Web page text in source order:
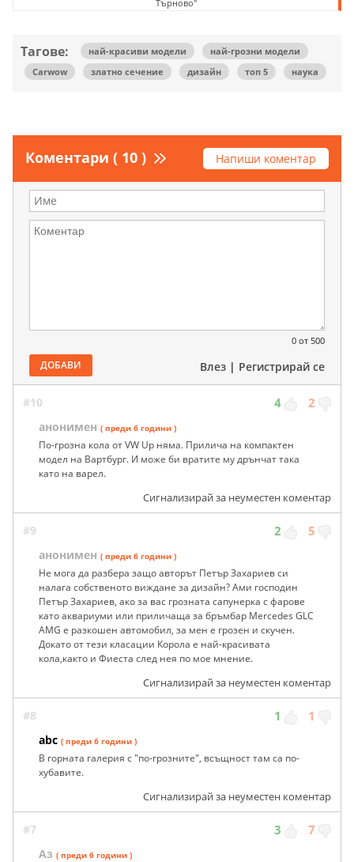
Търново"
Тагове: най-красиви модели
най-грозни модели
Carwow
златно сечение дизайн топ 5 наука
Коментари ( 10 ) Напиши коментар
0 от 500
ДОБАВИ Влез | Регистрирай се
#10 4 2
анонимен ( преди 6 години )
По-грозна кола от VW Up няма. Прилича на компактен
модел на Вартбург. И може би вратите му дрънчат така
като на варел.
Сигнализирай за неуместен коментар
#9 2 5
анонимен ( преди 6 години )
Не мога да разбера защо авторът Петър Захариев си
налага собственото виждане за дизайн? Ами господин
Петър Захариев, ако за вас грозната сапунерка с фарове
като аквариуми или приличаща за бръмбар Mercedes GLC
AMG е разкошен автомобил, за мен е грозен и скучен.
Докато от тези класации Корола е най-красивата
кола,както и Фиеста след нея по мое мнение.
Сигнализирай за неуместен коментар
#8 1 1
abc ( преди 6 години )
В горната галерия с "по-грозните", всъщност там са по-
хубавите.
Сигнализирай за неуместен коментар
#7 3 7
Аз ( преди 6 години )